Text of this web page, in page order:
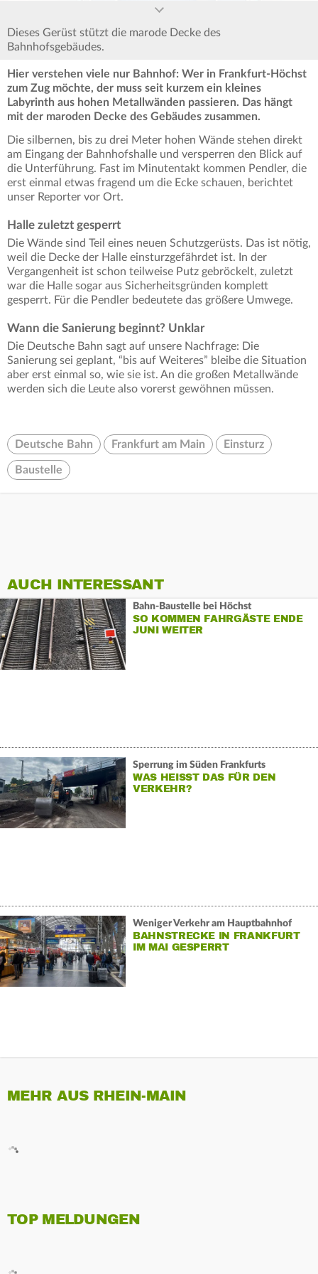
Dieses Gerüst stützt die marode Decke des
Bahnhofsgebäudes.
Hier verstehen viele nur Bahnhof: Wer in Frankfurt-Höchst
zum Zug möchte, der muss seit kurzem ein kleines
Labyrinth aus hohen Metallwänden passieren. Das hängt
mit der maroden Decke des Gebäudes zusammen.
Die silbernen, bis zu drei Meter hohen Wände stehen direkt
am Eingang der Bahnhofshalle und versperren den Blick auf
die Unterführung. Fast im Minutentakt kommen Pendler, die
erst einmal etwas fragend um die Ecke schauen, berichtet
unser Reporter vor Ort.
Halle zuletzt gesperrt
Die Wände sind Teil eines neuen Schutzgerüsts. Das ist nötig,
weil die Decke der Halle einsturzgefährdet ist. In der
Vergangenheit ist schon teilweise Putz gebröckelt, zuletzt
war die Halle sogar aus Sicherheitsgründen komplett
gesperrt. Für die Pendler bedeutete das größere Umwege.
Wann die Sanierung beginnt? Unklar
Die Deutsche Bahn sagt auf unsere Nachfrage: Die
Sanierung sei geplant, “bis auf Weiteres” bleibe die Situation
aber erst einmal so, wie sie ist. An die großen Metallwände
werden sich die Leute also vorerst gewöhnen müssen.
Deutsche Bahn Frankfurt am Main Einsturz
Baustelle
AUCH INTERESSANT
Bahn-Baustelle bei Höchst
SO KOMMEN FAHRGÄSTE ENDE
JUNI WEITER
Sperrung im Süden Frankfurts
WAS HEISST DAS FÜR DEN V
ERKEHR?
Weniger Verkehr am Hauptbahnhof
BAHNSTRECKE IN FRANKFURT
IM MAI GESPERRT
MEHR AUS RHEIN-MAIN
TOP MELDUNGEN